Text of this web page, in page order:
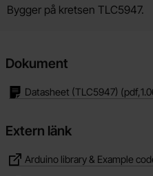
Bygger på kretsen TLC5947.
Dokument
Datasheet (TLC5947) (pdf,
Extern länk
Arduino library & Example